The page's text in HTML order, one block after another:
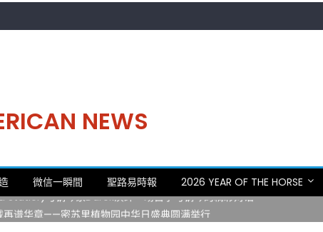
NEWS
微信一瞬間 聖路易時報 2026 YEAR OF THE HORSE
。中华日，等你来赴约 —— 密苏里植物园“中华日三十周年特别报道（五）
Statler)与钢琴家Darek演绎一场古筝与钢琴的精彩对话
再谱华章——密苏里植物园中华日盛典圆满举行